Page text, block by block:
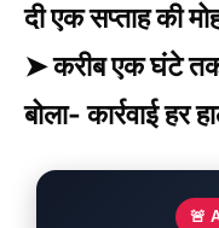
दी एक सप्ताह की
➤ करीब एक घंटे
बोला- कार्रवाई हर
🚨